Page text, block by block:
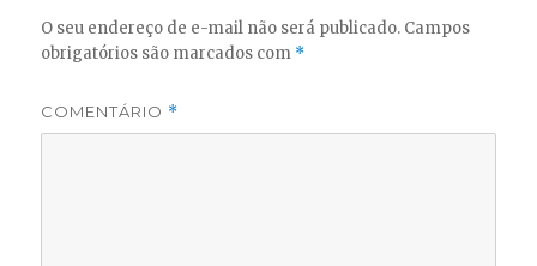
O seu endereço de e-mail não será publicado. Campos
obrigatórios são marcados com *
COMENTÁRIO *